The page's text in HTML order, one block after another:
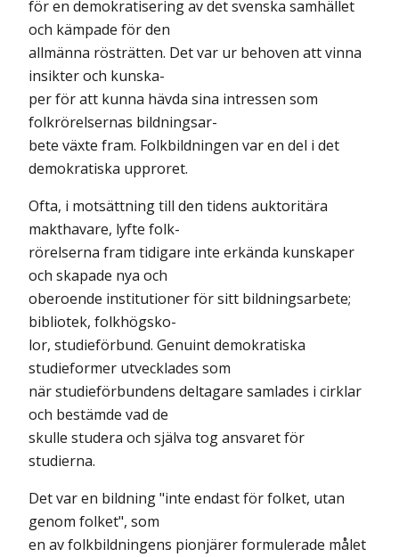
för en demokratisering av det svenska samhället
och kämpade för den
allmänna rösträtten. Det var ur behoven att vinna
insikter och kunska-
per för att kunna hävda sina intressen som
folkrörelsernas bildningsar-
bete växte fram. Folkbildningen var en del i det
demokratiska upproret.
Ofta, i motsättning till den tidens auktoritära
makthavare, lyfte folk-
rörelserna fram tidigare inte erkända kunskaper
och skapade nya och
oberoende institutioner för sitt bildningsarbete;
bibliotek, folkhögsko-
lor, studieförbund. Genuint demokratiska
studieformer utvecklades som
när studieförbundens deltagare samlades i cirklar
och bestämde vad de
skulle studera och själva tog ansvaret för
studierna.
Det var en bildning "inte endast för folket, utan
genom folket", som
en av folkbildningens pionjärer formulerade målet